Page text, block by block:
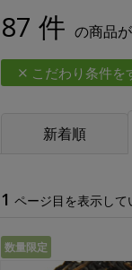
87 件 の商品
こだわり条件を
新着順
1 ページ目を表示して
数量限定